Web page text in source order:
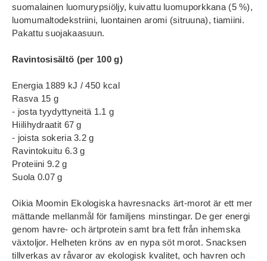
suomalainen luomurypsiöljy, kuivattu luomuporkkana (5 %),
luomumaltodekstriini, luontainen aromi (sitruuna), tiamiini.
Pakattu suojakaasuun.
Ravintosisältö (per 100 g)
Energia 1889 kJ / 450 kcal
Rasva 15 g
- josta tyydyttyneitä 1.1 g
Hiilihydraatit 67 g
- joista sokeria 3.2 g
Ravintokuitu 6.3 g
Proteiini 9.2 g
Suola 0.07 g
Oikia Moomin Ekologiska havresnacks ärt-morot är ett mer
mättande mellanmål för familjens minstingar. De ger energi
genom havre- och ärtprotein samt bra fett från inhemska
växtoljor. Helheten kröns av en nypa söt morot. Snacksen
tillverkas av råvaror av ekologisk kvalitet, och havren och